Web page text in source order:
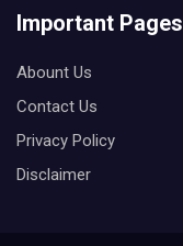
Important Pages
Abount Us
Contact Us
Privacy Policy
Disclaimer